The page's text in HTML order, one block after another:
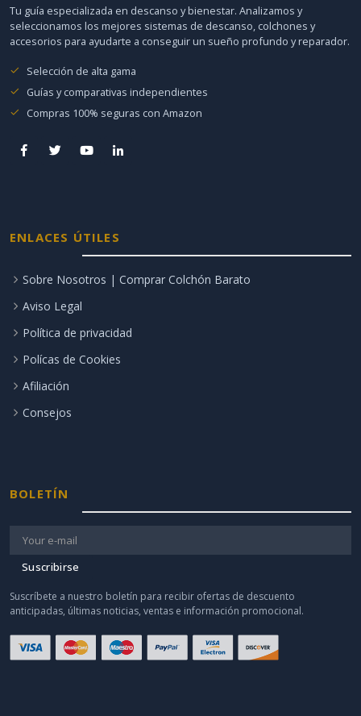
Tu guía especializada en descanso y bienestar. Analizamos y
seleccionamos los mejores sistemas de descanso, colchones y
accesorios para ayudarte a conseguir un sueño profundo y reparador.
Selección de alta gama
Guías y comparativas independientes
Compras 100% seguras con Amazon
ENLACES ÚTILES
Sobre Nosotros | Comprar Colchón Barato
Aviso Legal
Política de privacidad
Polícas de Cookies
Afiliación
Consejos
BOLETÍN
Suscribirse
Suscríbete a nuestro boletín para recibir ofertas de descuento
anticipadas, últimas noticias, ventas e información promocional.